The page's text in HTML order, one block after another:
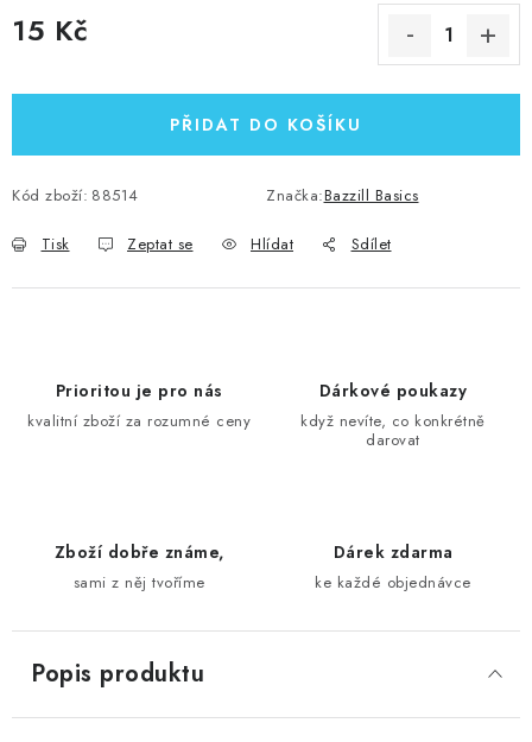
15 Kč
PŘIDAT DO KOŠÍKU
Kód zboží: 88514 Značka:Bazzill Basics
Tisk Zeptat se Hlídat Sdílet
Prioritou je pro nás
kvalitní zboží za rozumné ceny
Dárkové poukazy
když nevíte, co konkrétně
darovat
Zboží dobře známe,
sami z něj tvoříme
Dárek zdarma
ke každé objednávce
Popis produktu